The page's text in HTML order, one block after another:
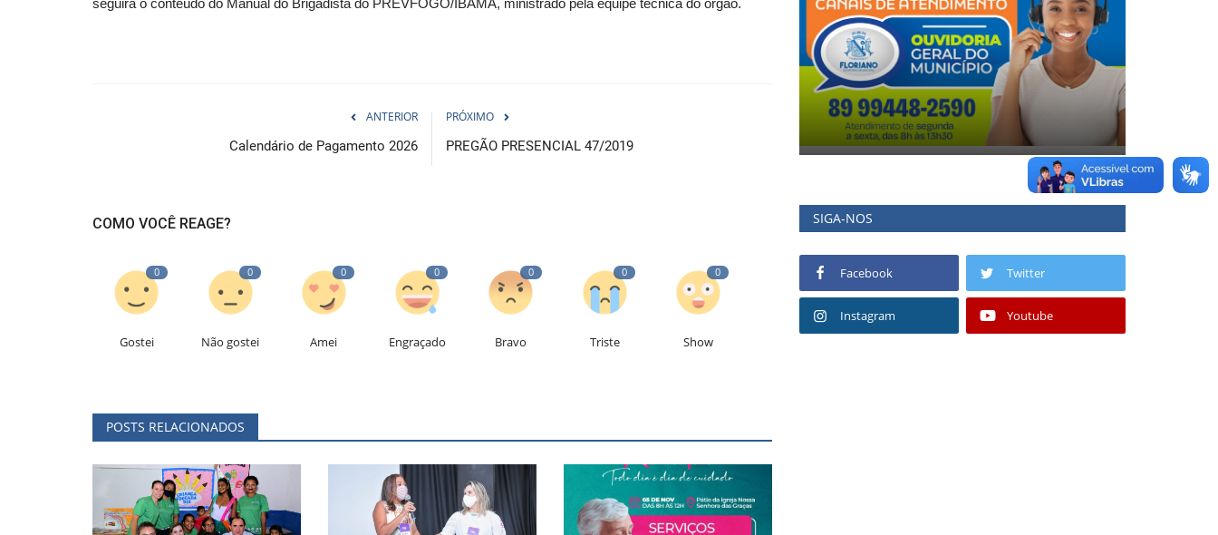
ANTERIOR
Calendário de Pagamento 2026
PRÓXIMO
PREGÃO PRESENCIAL 47/2019
COMO VOCÊ REAGE?
0
Gostei
0
Não gostei
0
Amei
0
Engraçado
0
Bravo
0
Triste
0
Show
POSTS RELACIONADOS
SIGA-NOS
Facebook Twitter
Instagram Youtube